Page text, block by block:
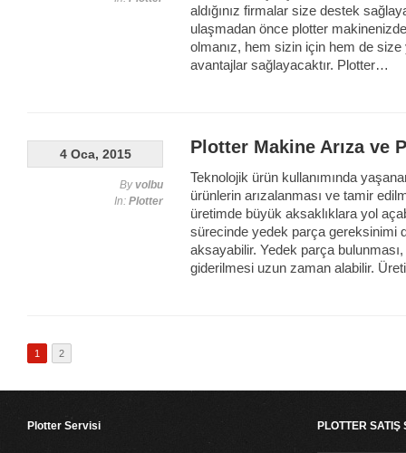
aldığınız firmalar size destek
ulaşmadan önce plotter makinenizde
olmanız, hem sizin için hem de
avantajlar sağlayacaktır. Plotter…
Plotter Makine Arıza ve
Teknolojik ürün kullanımında
ürünlerin arızalanması ve tamir
üretimde büyük aksaklıklara yol
sürecinde yedek parça gereksinimi
aksayabilir. Yedek parça bulunması,
giderilmesi uzun zaman alabilir.
4 Oca, 2015
Byvolbu
In: Plotter
1 2
Plotter Servisi PLOTTER